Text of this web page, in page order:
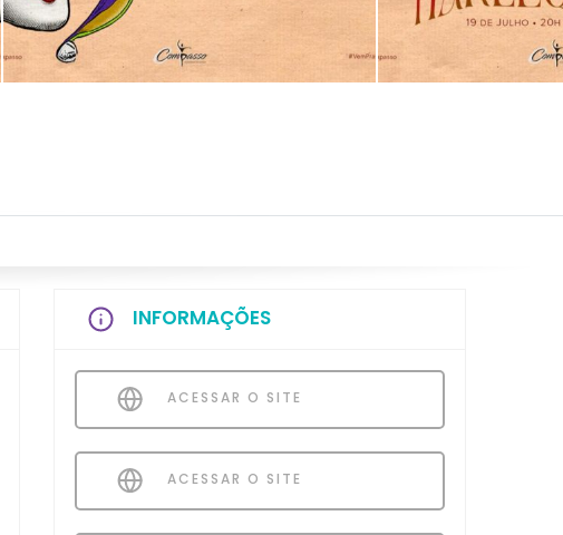
INFORMAÇÕES
ACESSAR O SITE
ACESSAR O SITE